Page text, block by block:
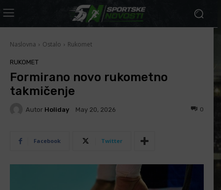
Naslovna Ostalo Rukomet
RUKOMET
Formirano novo rukometno
takmičenje
Autor Holiday May 20, 2026 0
Facebook Twitter